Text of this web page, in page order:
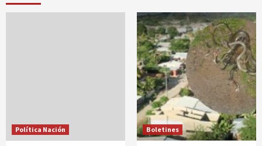
Política Nación Boletines